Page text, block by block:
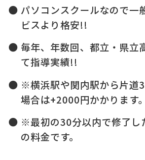
パソコンスクールなので一
ビスより格安!!
毎年、年数回、都立・県立
て指導実績!!
※横浜駅や関内駅から片道
場合は+2000円かかります。
※最初の30分以内で修了し
の料金です。